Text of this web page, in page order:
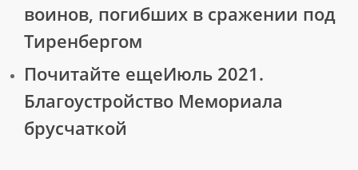
воинов, погибших в сражении под
Тиренбергом
Почитайте ещеИюль 2021.
Благоустройство Мемориала
брусчаткой